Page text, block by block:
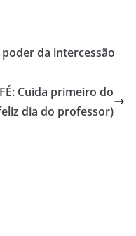
poder da intercessão
Cuida primeiro do
dia do professor)